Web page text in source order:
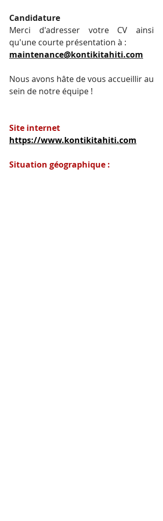
Candidature
Merci d'adresser votre CV ainsi
qu'une courte présentation à :
maintenance@kontikitahiti.com
Nous avons hâte de vous accueillir au
sein de notre équipe !
Site internet
https://www.kontikitahiti.com
Situation géographique :